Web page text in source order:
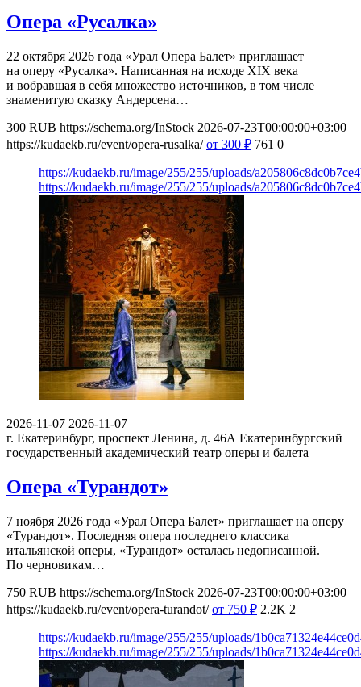
Опера «Русалка»
22 октября 2026 года «Урал Опера Балет» приглашает
на оперу «Русалка». Написанная на исходе XIX века
и вобравшая в себя множество источников, в том числе
знаменитую сказку Андерсена…
300 RUB https://schema.org/InStock 2026-07-23T00:00:00+03:00
https://kudaekb.ru/event/opera-rusalka/ от 300 ₽ 761 0
https://kudaekb.ru/image/255/255/uploads/
https://kudaekb.ru/image/255/255/uploads/
2026-11-07 2026-11-07
г. Екатеринбург, проспект Ленина, д. 46А Екатеринбургский
государственный академический театр оперы и балета
Опера «Турандот»
7 ноября 2026 года «Урал Опера Балет» приглашает на оперу
«Турандот». Последняя опера последнего классика
итальянской оперы, «Турандот» осталась недописанной.
По черновикам…
750 RUB https://schema.org/InStock 2026-07-23T00:00:00+03:00
https://kudaekb.ru/event/opera-turandot/ от 750 ₽ 2.2K 2
https://kudaekb.ru/image/255/255/uploads/
https://kudaekb.ru/image/255/255/uploads/